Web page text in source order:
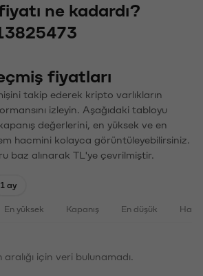
ne kadardı?
fiyatları
takip ederek kripto varlıkların
izleyin. Aşağıdaki tabloyu
değerlerini, en yüksek ve en
hacmini kolayca görüntüleyebilirsiniz.
baz alınarak TL'ye çevrilmiştir.
1 ay
En yüksek Kapanış En düşük
için veri bulunamadı.